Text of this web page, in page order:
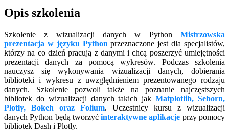
Opis szkolenia
Szkolenie z wizualizacji danych w Python Mistrzowska
prezentacja w języku Pythonprzeznaczone jest dla specjalistów,
którzy na co dzień pracują z danymi i chcą poszerzyć umiejętności
prezentacji danych za pomocą wykresów. Podczas szkolenia
nauczysz się wykonywania wizualizacji danych, dobierania
biblioteki i wykresu z uwzględnieniem prezentowanego rodzaju
danych. Szkolenie pozwoli także na poznanie najczęstszych
bibliotek do wizualizacji danych takich jakMatplotlib, Seborn,
Plotly, Bokeh oraz Folium. Uczestnicy kursu z wizualizacji
danych Python będą tworzyćinteraktywne aplikacje przy pomocy
bibliotek Dash i Plotly.